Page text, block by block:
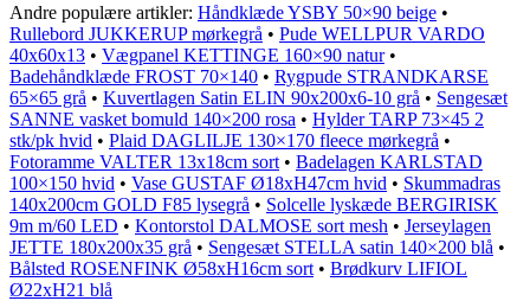
Andre populære artikler: Håndklæde YSBY 50×90 beige •
Rullebord JUKKERUP mørkegrå • Pude WELLPUR VARDO
40x60x13 • Vægpanel KETTINGE 160×90 natur•
Badehåndklæde FROST 70×140 • Rygpude STRANDKARSE
65×65 grå • Kuvertlagen Satin ELIN 90x200x6-10 grå • Sengesæt
SANNE vasket bomuld 140×200 rosa • Hylder TARP 73×45 2
stk/pk hvid • Plaid DAGLILJE 130×170 fleece mørkegrå •
Fotoramme VALTER 13x18cm sort • Badelagen KARLSTAD
100×150 hvid • Vase GUSTAF Ø18xH47cm hvid • Skummadras
140x200cm GOLD F85 lysegrå • Solcelle lyskæde BERGIRISK
9m m/60 LED • Kontorstol DALMOSE sort mesh • Jerseylagen
JETTE 180x200x35 grå • Sengesæt STELLA satin 140×200 blå •
Bålsted ROSENFINK Ø58xH16cm sort • Brødkurv LIFIOL
Ø22xH21 blå